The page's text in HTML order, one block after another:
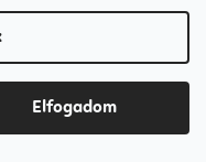
Elfogadom
gép 8 kerékkel